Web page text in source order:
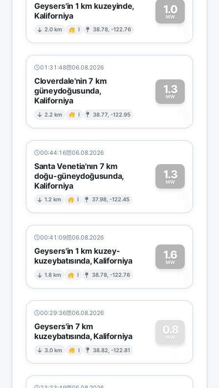
Geysers'in 1 km kuzeyinde,
Kaliforniya
2.0 km I 38.78, -122.76
1.0
MW1
01:31:48 06.08.2026
Cloverdale'nin 7 km
güneydoğusunda,
Kaliforniya
2.2 km I 38.77, -122.95
1.3
MW
1
00:44:16 06.08.2026
Santa Venetia'nın 7 km
doğu-güneydoğusunda,
Kaliforniya
1.2 km I 37.98, -122.45
1.3
MW
1
00:41:09 06.08.2026
Geysers'in 1 km kuzey-
kuzeybatısında, Kaliforniya
1.8 km I 38.78, -122.76
1.6
MW1
00:29:36 06.08.2026
Geysers'in 7 km
kuzeybatısında, Kaliforniya
3.0 km I 38.82, -122.81
0.8
MW
0